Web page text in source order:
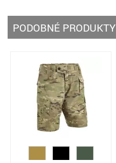
PODOBNÉ PRODUKTY